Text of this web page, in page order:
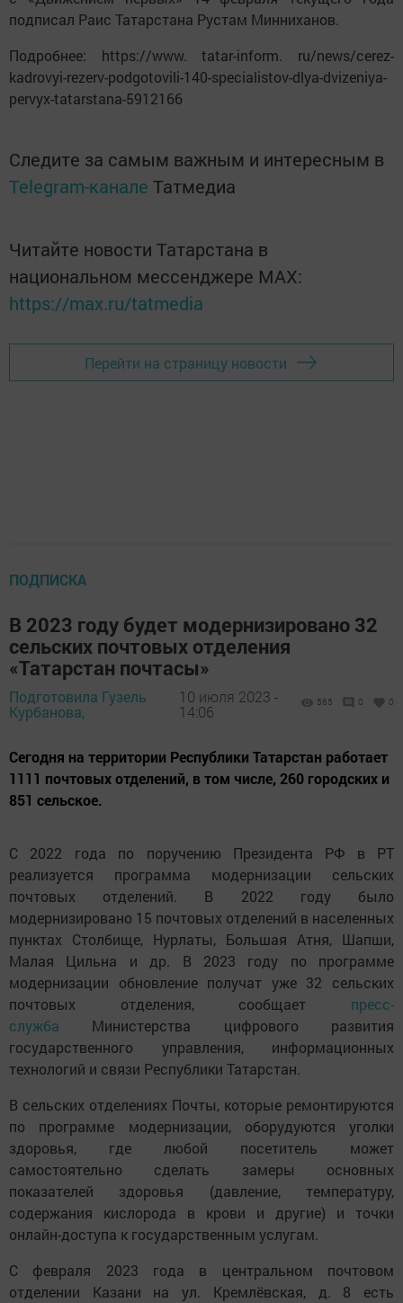
подписал Раис Татарстана Рустам Минниханов.
Подробнее: https://www. tatar-inform. ru/news/cerez-
kadrovyi-rezerv-podgotovili-140-specialistov-dlya-dvizeniya-
pervyx-tatarstana-5912166
Следите за самым важным и интересным в
Telegram-канале Татмедиа
Читайте новости Татарстана в
национальном мессенджере MАХ:
https://max.ru/tatmedia
Перейти на страницу новости
ПОДПИСКА
В 2023 году будет модернизировано 32
сельских почтовых отделения
«Татарстан почтасы»
Подготовила Гузель
Курбанова,
10 июля 2023 -
14:06
565 0 0
Сегодня на территории Республики Татарстан работает
1111 почтовых отделений, в том числе, 260 городских и
851 сельское.
С 2022 года по поручению Президента РФ в РТ
реализуется программа модернизации сельских
почтовых отделений. В 2022 году было
модернизировано 15 почтовых отделений в населенных
пунктах Столбище, Нурлаты, Большая Атня, Шапши,
Малая Цильна и др. В 2023 году по программе
модернизации обновление получат уже 32 сельских
почтовых отделения, сообщает пресс-
служба Министерства цифрового развития
государственного управления, информационных
технологий и связи Республики Татарстан.
В сельских отделениях Почты, которые ремонтируются
по программе модернизации, оборудуются уголки
здоровья, где любой посетитель может
самостоятельно сделать замеры основных
показателей здоровья (давление, температуру,
содержания кислорода в крови и другие) и точки
онлайн-доступа к государственным услугам.
С февраля 2023 года в центральном почтовом
отделении Казани на ул. Кремлёвская, д. 8 есть